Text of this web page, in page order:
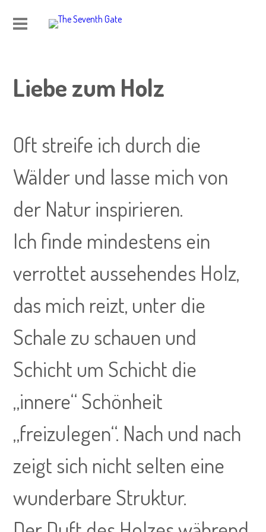
Liebe zum Holz
Oft streife ich durch die
Wälder und lasse mich von
der Natur inspirieren.
Ich finde mindestens ein
verrottet aussehendes Holz,
das mich reizt, unter die
Schale zu schauen und
Schicht um Schicht die
„innere“ Schönheit
„freizulegen“. Nach und nach
zeigt sich nicht selten eine
wunderbare Struktur.